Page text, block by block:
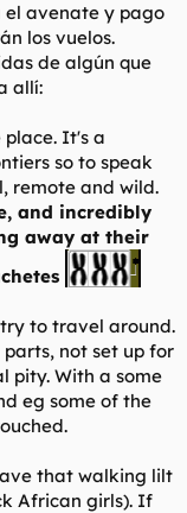
el avenate y pago
los vuelos.
de algún que
allí:
It's a
so to speak
remote and wild.
and incredibly
away at their
to travel around.
not set up for
pity. With a some
eg some of the
that walking lilt
African girls). If